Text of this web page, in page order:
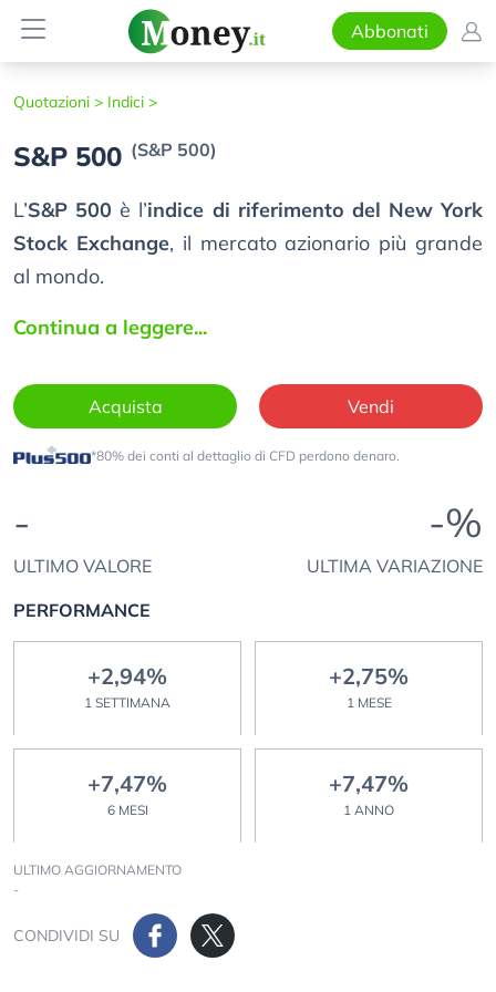
Abbonati
Quotazioni > Indici >
S&P 500 (S&P 500)
L’S&P 500 è l’indice di riferimento del New York
Stock Exchange, il mercato azionario più grande
al mondo.
Continua a leggere...
Acquista Vendi
*80% dei conti al dettaglio di CFD perdono denaro.
-
ULTIMO VALORE
-%
ULTIMA VARIAZIONE
PERFORMANCE
+2,94%
1 SETTIMANA
+2,75%
1 MESE
+7,47%
6 MESI
+7,47%
1 ANNO
ULTIMO AGGIORNAMENTO
-
CONDIVIDI SU